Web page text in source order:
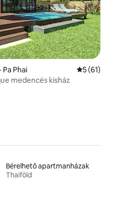
vélemény
Phai Átlagos
5 (61)
medencés kisház
Bérelhető apartmanházak
Thaiföld